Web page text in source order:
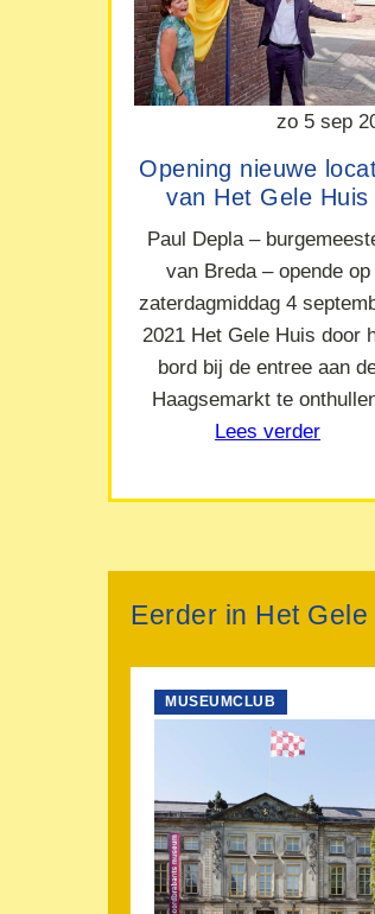
zo 5 sep
Opening nieuwe
van Het Gele Huis
Paul Depla –
van Breda – opende op
zaterdagmiddag 4
2021 Het Gele Huis door
bord bij de entree aan
Haagsemarkt te
Lees verder
Eerder in Het
MUSEUMCLUB